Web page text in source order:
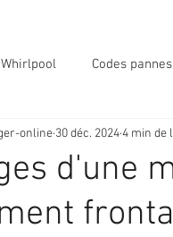
Codes
Articles divers
d'une
online 30 déc. 20244 min de